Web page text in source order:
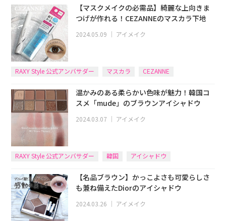
【マスクメイクの必需品】綺麗な上向きま
つげが作れる！CEZANNEのマスカラ下地
2024.05.09 ｜ アイメイク
RAXY Style 公式アンバサダー マスカラ CEZANNE
温かみのある柔らかい色味が魅力！韓国コ
スメ「mude」のブラウンアイシャドウ
2024.03.07 ｜ アイメイク
RAXY Style 公式アンバサダー 韓国 アイシャドウ
【名品ブラウン】かっこよさも可愛らしさ
も兼ね備えたDiorのアイシャドウ
2024.03.26 ｜ アイメイク